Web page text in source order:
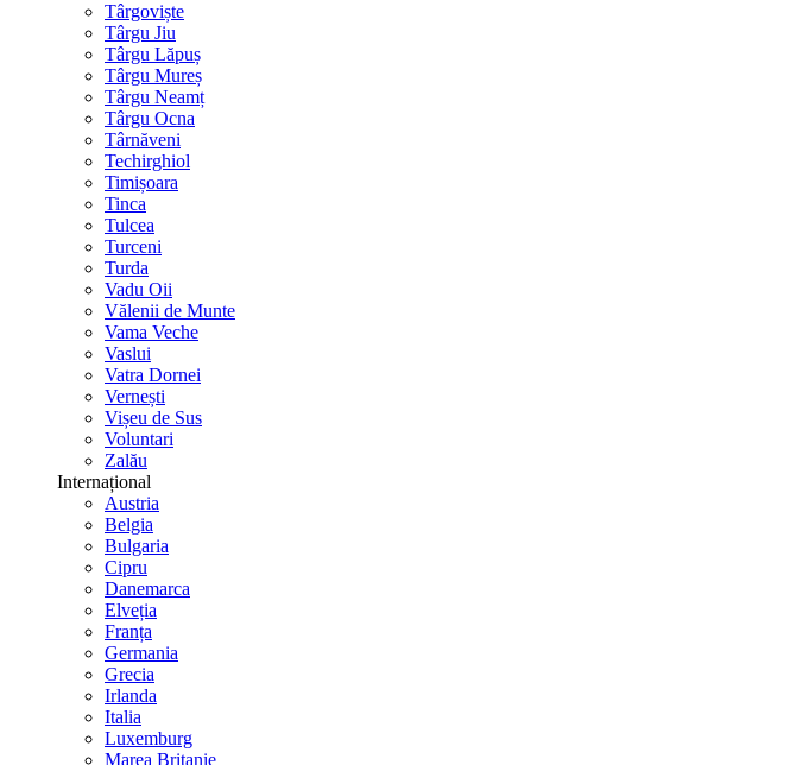
Târgoviște
Târgu Jiu
Târgu Lăpuș
Târgu Mureș
Târgu Neamț
Târgu Ocna
Târnăveni
Techirghiol
Timișoara
Tinca
Tulcea
Turceni
Turda
Vadu Oii
Vălenii de Munte
Vama Veche
Vaslui
Vatra Dornei
Vernești
Vișeu de Sus
Voluntari
Zalău
Internațional
Austria
Belgia
Bulgaria
Cipru
Danemarca
Elveția
Franța
Germania
Grecia
Irlanda
Italia
Luxemburg
Marea Britanie